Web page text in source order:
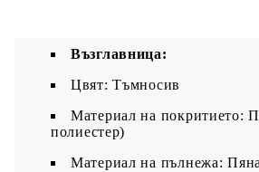
Възглавница:
Цвят: Тъмносив
Материал на покритието:
полиестер)
Материал на пълнежа: Пяна